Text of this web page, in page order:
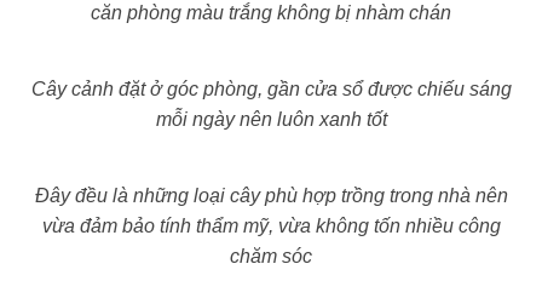
căn phòng màu trắng không bị nhàm chán
Cây cảnh đặt ở góc phòng, gần cửa sổ được chiếu sáng
mỗi ngày nên luôn xanh tốt
Đây đều là những loại cây phù hợp trồng trong nhà nên
vừa đảm bảo tính thẩm mỹ, vừa không tốn nhiều công
chăm sóc